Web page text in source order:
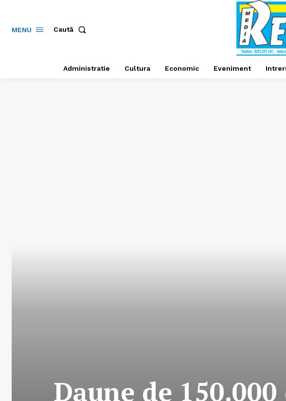
MENU Caută
Administratie Cultura Economic Eveniment
Daune de